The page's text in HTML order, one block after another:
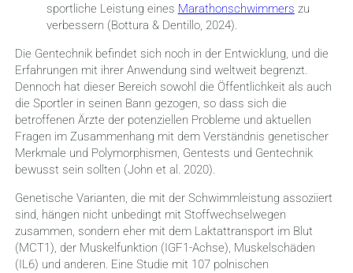
sportliche Leistung eines Marathonschwimmers zu
verbessern (Bottura & Dentillo, 2024).
Die Gentechnik befindet sich noch in der Entwicklung, und die
Erfahrungen mit ihrer Anwendung sind weltweit begrenzt.
Dennoch hat dieser Bereich sowohl die Öffentlichkeit als auch
die Sportler in seinen Bann gezogen, so dass sich die
betroffenen Ärzte der potenziellen Probleme und aktuellen
Fragen im Zusammenhang mit dem Verständnis genetischer
Merkmale und Polymorphismen, Gentests und Gentechnik
bewusst sein sollten (John et al. 2020).
Genetische Varianten, die mit der Schwimmleistung assoziiert
sind, hängen nicht unbedingt mit Stoffwechselwegen
zusammen, sondern eher mit dem Laktattransport im Blut
(MCT1), der Muskelfunktion (IGF1-Achse), Muskelschäden
(IL6) und anderen. Eine Studie mit 107 polnischen